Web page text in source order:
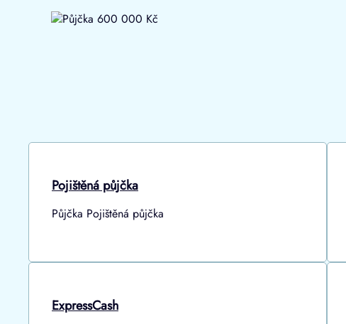
Pojištěná půjčka
Půjčka Pojištěná půjčka
ExpressCash